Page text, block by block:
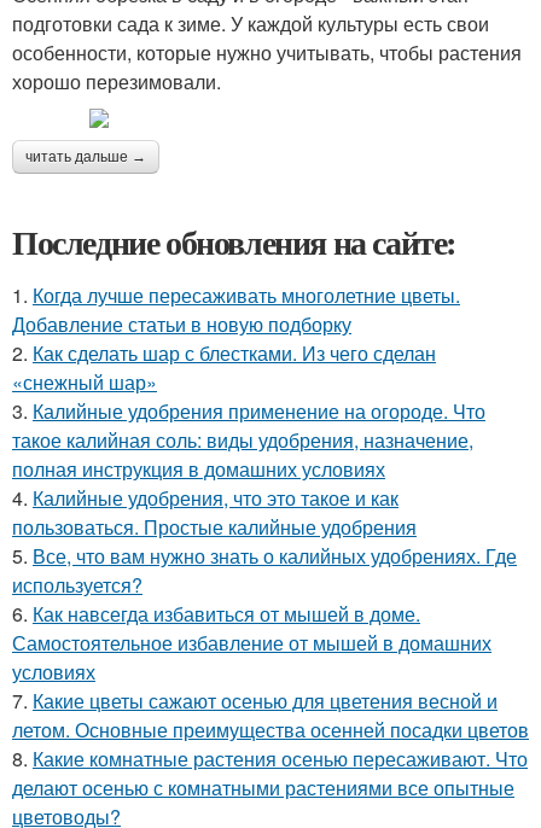
подготовки сада к зиме. У каждой культуры есть свои
особенности, которые нужно учитывать, чтобы растения
хорошо перезимовали.
читать дальше →
Последние обновления на сайте:
1. Когда лучше пересаживать многолетние цветы.
Добавление статьи в новую подборку
2. Как сделать шар с блестками. Из чего сделан
«снежный шар»
3. Калийные удобрения применение на огороде. Что
такое калийная соль: виды удобрения, назначение,
полная инструкция в домашних условиях
4. Калийные удобрения, что это такое и как
пользоваться. Простые калийные удобрения
5. Все, что вам нужно знать о калийных удобрениях. Где
используется?
6. Как навсегда избавиться от мышей в доме.
Самостоятельное избавление от мышей в домашних
условиях
7. Какие цветы сажают осенью для цветения весной и
летом. Основные преимущества осенней посадки цветов
8. Какие комнатные растения осенью пересаживают. Что
делают осенью с комнатными растениями все опытные
цветоводы?